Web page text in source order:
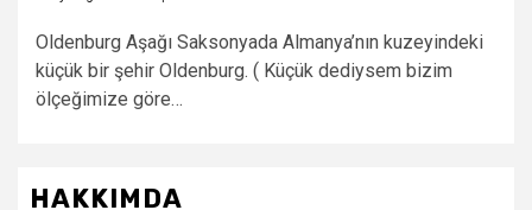
Oldenburg Aşağı Saksonyada Almanya’nın kuzeyindeki
küçük bir şehir Oldenburg. ( Küçük dediysem bizim
ölçeğimize göre…
HAKKIMDA